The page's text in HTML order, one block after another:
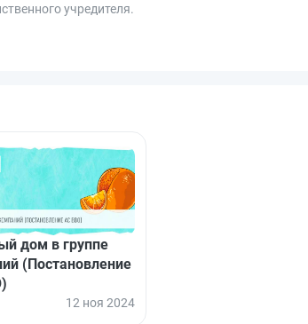
учредителя.
дом в группе
(Постановление
12 ноя 2024